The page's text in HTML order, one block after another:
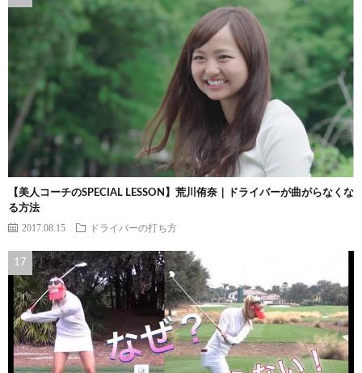
【美人コーチのSPECIAL LESSON】荒川侑奈｜ドライバーが曲がらなくな
る方法
2017.08.15 ドライバーの打ち方